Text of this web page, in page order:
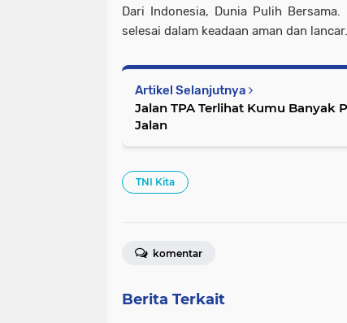
Dari Indonesia, Dunia Pulih
selesai dalam keadaan aman dan
Artikel Selanjutnya
Jalan TPA Terlihat Kumu Banyak
Jalan
TNI Kita
komentar
Berita Terkait